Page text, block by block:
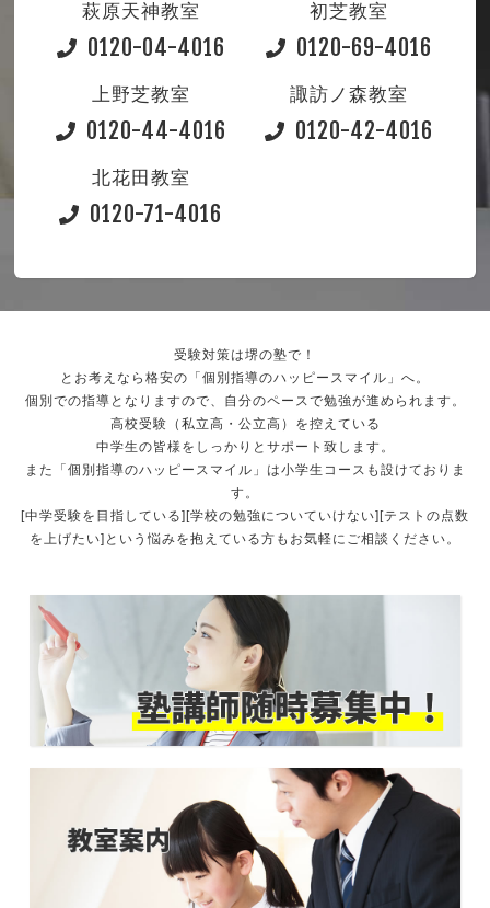
萩原天神教室
0120-04-4016
初芝教室
0120-69-4016
上野芝教室
0120-44-4016
諏訪ノ森教室
0120-42-4016
北花田教室
0120-71-4016
受験対策は堺の塾で！
とお考えなら格安の「個別指導のハッピースマイル」へ。
個別での指導となりますので、自分のペースで勉強が進められます。
高校受験（私立高・公立高）を控えている
中学生の皆様をしっかりとサポート致します。
また「個別指導のハッピースマイル」は小学生コースも設けておりま
す。
[中学受験を目指している][学校の勉強についていけない][テストの点数
を上げたい]という悩みを抱えている方もお気軽にご相談ください。